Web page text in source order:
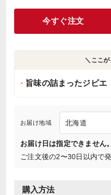
今すぐ注文
＼ここ
旨味の詰まったジビエ
お届け地域
お届け日は指定できません。
ご注文後の2〜30日以内で発
購入方法